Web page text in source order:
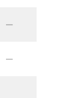
—
—